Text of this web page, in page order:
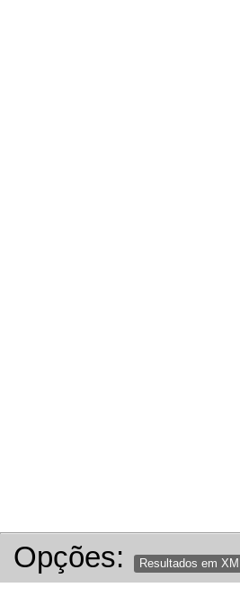
Opções: Resultados em XML